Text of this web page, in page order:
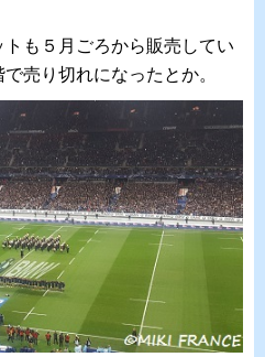
も５月ごろから販売してい
売り切れになったとか。